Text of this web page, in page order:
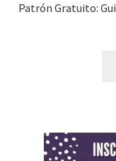
Patrón Gratuito: